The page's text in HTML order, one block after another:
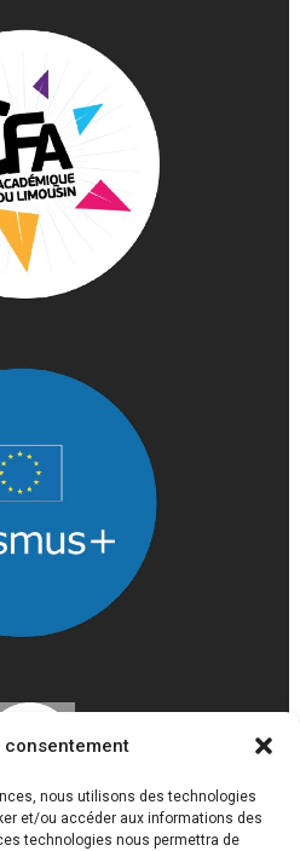
consentement
nous utilisons des technologies
et/ou accéder aux informations des
technologies nous permettra de